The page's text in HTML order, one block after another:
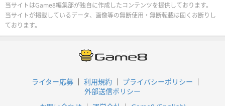
当サイトはGame8編集部が独自に作成したコンテンツを提供しております。
当サイトが掲載しているデータ、画像等の無断使用・無断転載は固くお断りし
ております。
ライター応募 利用規約
プライバシーポリシー
外部送信ポリシー